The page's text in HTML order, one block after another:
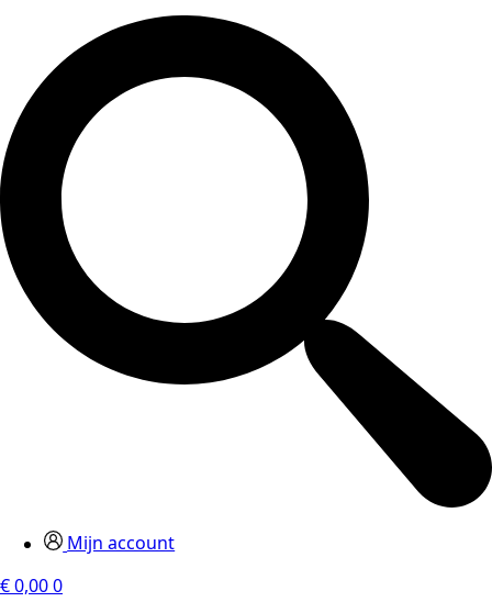
Mijn account
€0,000